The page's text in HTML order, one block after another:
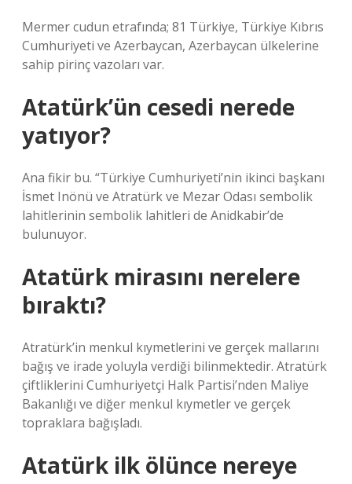
Mermer cudun etrafında; 81 Türkiye, Türkiye Kıbrıs
Cumhuriyeti ve Azerbaycan, Azerbaycan ülkelerine
sahip pirinç vazoları var.
Atatürk’ün cesedi nerede
yatıyor?
Ana fikir bu. “Türkiye Cumhuriyeti’nin ikinci başkanı
İsmet Inönü ve Atratürk ve Mezar Odası sembolik
lahitlerinin sembolik lahitleri de Anidkabir’de
bulunuyor.
Atatürk mirasını nerelere
bıraktı?
Atratürk’in menkul kıymetlerini ve gerçek mallarını
bağış ve irade yoluyla verdiği bilinmektedir. Atratürk
çiftliklerini Cumhuriyetçi Halk Partisi’nden Maliye
Bakanlığı ve diğer menkul kıymetler ve gerçek
topraklara bağışladı.
Atatürk ilk ölünce nereye